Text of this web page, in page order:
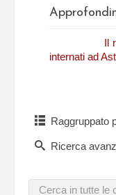
Il
internati ad
Raggruppato
Ricerca